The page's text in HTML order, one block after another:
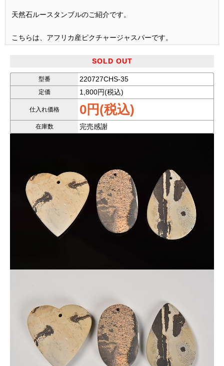
天然石ルースタンブルのご紹介です。
こちらは、アフリカ産ピクチャージャスパーです。
どうぞ写真をご覧ください。
★個性的で自然風景のような模様が入った美しいジャスパール
ースです。
透明感はありませんが、独特な質感と模様を持つパワーストー
ンです。
1個600円で激安！
★画像現物のお届けになります。
★在庫限定です。再入荷する予定がございません。
ピクチャージャスパーは、茶色と黒色を基調とした色合いを持
つパワーストーンです。
※天然石由来の傷やヒビなどが一部入っている場合がございま
SOLD OUT
型番 220727CHS-35
定価 1,800円(税込)
仕入れ価格 0円(税込)
在庫数 完売感謝